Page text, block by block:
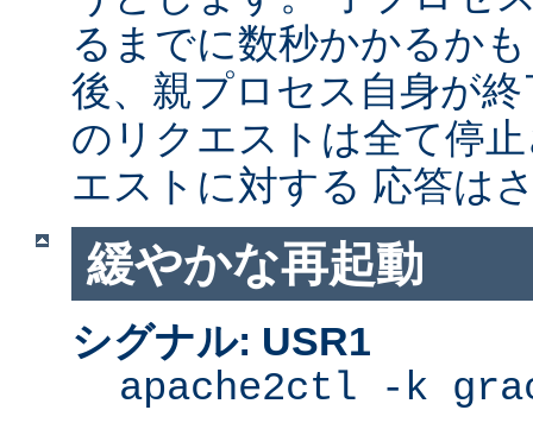
るまでに数秒かかるか
後、親プロセス自身が
のリクエストは全て停
エストに対する 応答は
緩やかな再起動
シグナル: USR1
apache2ctl -k